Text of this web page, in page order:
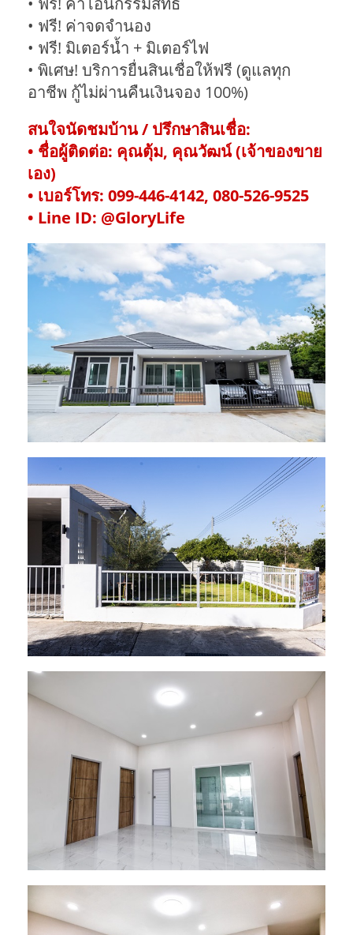
• ฟรี! ค่าจดจำนอง
• ฟรี! มิเตอร์น้ำ + มิเตอร์ไฟ
• พิเศษ! บริการยื่นสินเชื่อให้ฟรี (ดูแลทุก
อาชีพ กู้ไม่ผ่านคืนเงินจอง 100%)
สนใจนัดชมบ้าน / ปรึกษาสินเชื่อ:
• ชื่อผู้ติดต่อ: คุณตุ้ม, คุณวัฒน์ (เจ้าของขาย
เอง)
• เบอร์โทร: 099-446-4142, 080-526-9525
• Line ID: @GloryLife